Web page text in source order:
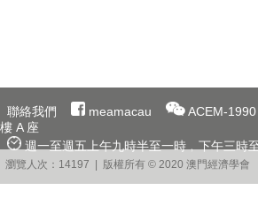
聯絡我們 meamacau ACEM-
樓 A 座
週一至週五上午九時半至一時﹐下午三時
瀏覽人次：14197 | 版權所有 © 2020 澳門經濟學會